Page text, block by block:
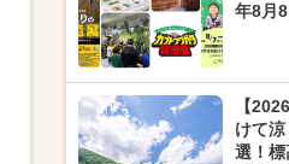
年8月
【
けて
選！